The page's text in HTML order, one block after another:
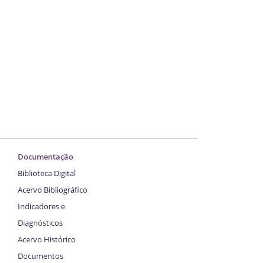
Documentação
Biblioteca Digital
Acervo Bibliográfico
Indicadores e
Diagnósticos
Acervo Histórico
Documentos